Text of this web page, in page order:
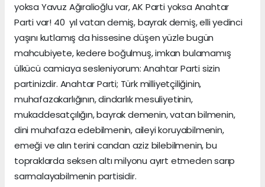
yoksa Yavuz Ağıralioğlu var, AK Parti yoksa Anahtar
Parti var! 40 yıl vatan demiş, bayrak demiş, elli yedinci
yaşını kutlamış da hissesine düşen yüzle bugün
mahcubiyete, kedere boğulmuş, imkan bulamamış
ülkücü camiaya sesleniyorum: Anahtar Parti sizin
partinizdir. Anahtar Parti; Türk milliyetçiliğinin,
muhafazakarlığının, dindarlık mesuliyetinin,
mukaddesatçılığın, bayrak demenin, vatan bilmenin,
dini muhafaza edebilmenin, aileyi koruyabilmenin,
emeği ve alın terini candan aziz bilebilmenin, bu
topraklarda seksen altı milyonu ayırt etmeden sarıp
sarmalayabilmenin partisidir.